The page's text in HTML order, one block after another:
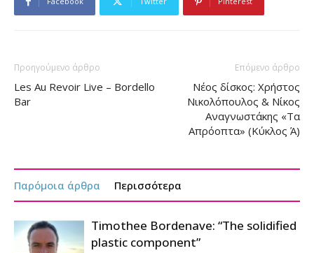
Προηγούμενο άρθρο
Les Au Revoir Live – Bordello
Bar
Επόμενο άρθρο
Νέος δίσκος: Χρήστος
Νικολόπουλος & Νίκος
Αναγνωστάκης «Τα
Απρόοπτα» (Κύκλος Ά)
Παρόμοια άρθρα Περισσότερα
Timothee Bordenave: “The solidified
plastic component”